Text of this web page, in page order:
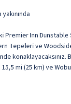
Premier Inn Dunstable
Tepeleri ve
konaklayacaksınız.
mi (25 km) ve